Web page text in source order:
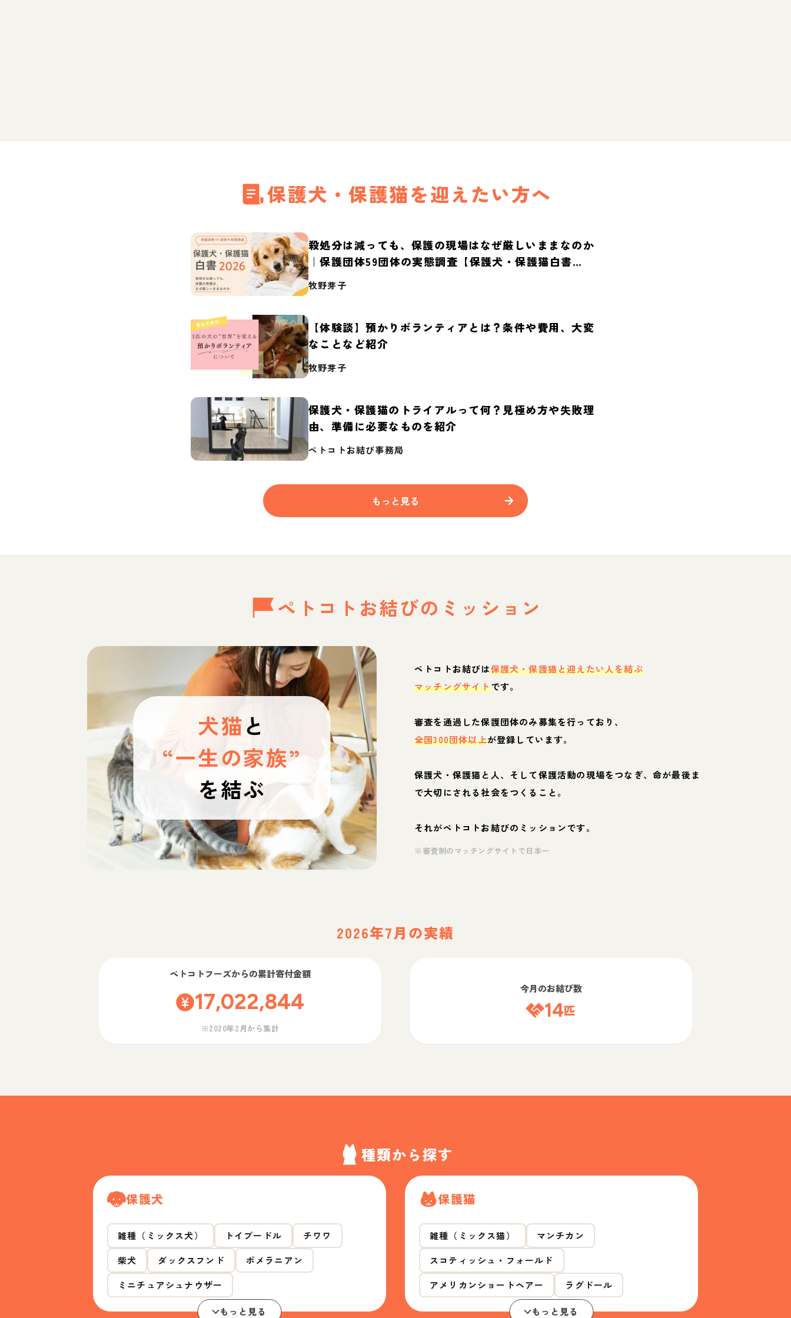
保護犬・保護猫を迎えたい方へ
殺処分は減っても、保護の現場はなぜ厳しいままなのか
｜保護団体59団体の実態調査【保護犬・保護猫白書
2026】
牧野芽子
【体験談】預かりボランティアとは？条件や費用、大変
なことなど紹介
牧野芽子
保護犬・保護猫のトライアルって何？見極め方や失敗理
由、準備に必要なものを紹介
ペトコトお結び事務局
もっと見る
ペトコトお結びの ミッション
犬猫と
“一生の家族”
を結ぶ
ペトコトお結びは保護犬・保護猫と迎えたい人を結ぶ
マッチングサイトです。
審査を通過した保護団体のみ募集を行っており、
全国300団体以上が登録しています。
保護犬・保護猫と人、そして保護活動の現場をつなぎ、命が最後ま
で大切にされる社会をつくること。
それがペトコトお結びのミッションです。
※審査制のマッチングサイトで日本一
2026年7月の実績
ペトコトフーズからの累計寄付金額
17,022,844
※2020年2月から集計
今月のお結び数
14匹
種類から探す
保護犬
雑種（ミックス犬） トイプードル
チワワ
柴犬
ダックスフンド
ポメラニアン
ミニチュアシュナウザー
もっと見る
保護猫
雑種（ミックス猫）
マンチカン
スコティッシュ・フォールド
アメリカンショートヘアー
ラグドール
もっと見る